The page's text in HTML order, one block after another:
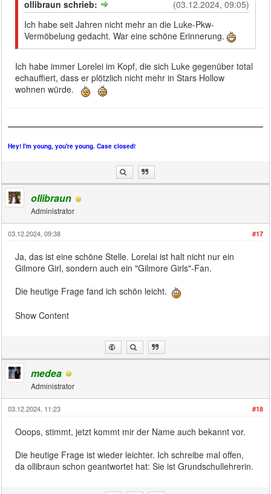
(03.12.2024, 09:05)
ollibraun schrieb:
Ich habe seit Jahren nicht mehr an die Luke-Pkw-
Vermöbelung gedacht. War eine schöne Erinnerung.
Ich habe immer Lorelei im Kopf, die sich Luke gegenüber total
echauffiert, dass er plötzlich nicht mehr in Stars Hollow
wohnen würde.
Hey! I'm young, you're young. Case closed!
ollibraun
Administrator
#17
03.12.2024, 09:38
Ja, das ist eine schöne Stelle. Lorelai ist halt nicht nur ein
Gilmore Girl, sondern auch ein "Gilmore Girls"-Fan.
Die heutige Frage fand ich schön leicht.
Show Content
medea
Administrator
#18
03.12.2024, 11:23
Ooops, stimmt, jetzt kommt mir der Name auch bekannt vor.
Die heutige Frage ist wieder leichter. Ich schreibe mal offen,
da ollibraun schon geantwortet hat: Sie ist Grundschullehrerin.